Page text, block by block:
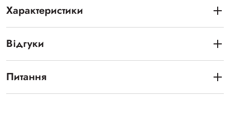
Характеристики
Відгуки
Питання